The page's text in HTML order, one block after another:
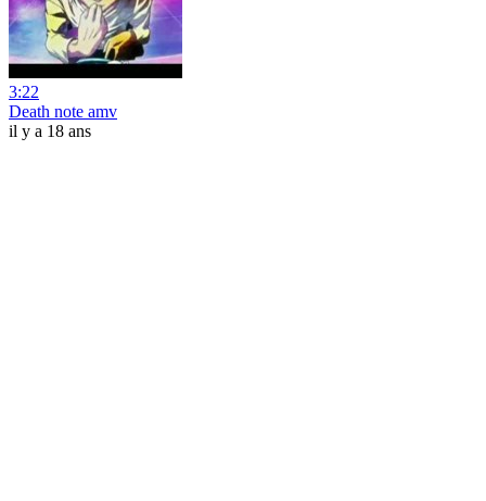
3:22
Death note amv
il y a 18 ans